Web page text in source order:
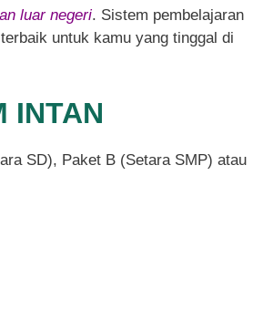
luar negeri. Sistem pembelajaran
untuk kamu yang tinggal di
INTAN
SD), Paket B (Setara SMP) atau